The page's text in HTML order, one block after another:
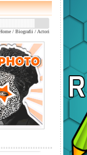
/ Biografii / Actori